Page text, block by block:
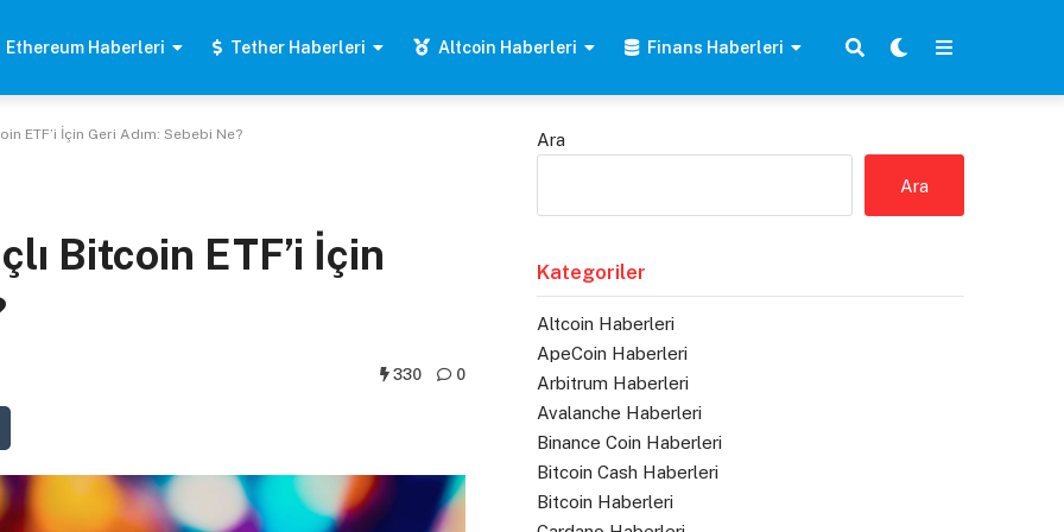
Ethereum Haberleri Tether Haberleri Altcoin Haberleri Finans Haberleri
ETF’i İçin Geri Adım: Sebebi Ne?
Bitcoin ETF’i İçin
330 0
Ara
Ara
Kategoriler
Altcoin Haberleri
ApeCoin Haberleri
Arbitrum Haberleri
Avalanche Haberleri
Binance Coin Haberleri
Bitcoin Cash Haberleri
Bitcoin Haberleri